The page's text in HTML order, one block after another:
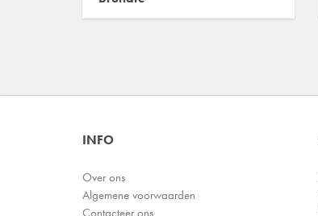
INFO
Over ons
Algemene voorwaarden
Contacteer ons